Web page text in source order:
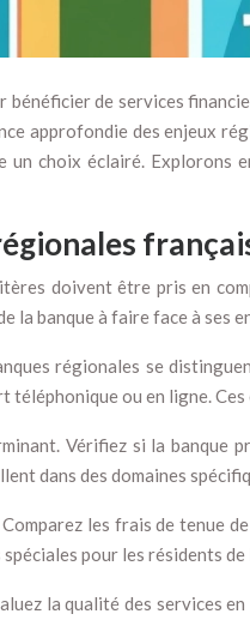
bénéficier de services
approfondie des enjeux
un choix éclairé.
doivent être pris en
banque à faire face à ses
régionales se
ou en ligne.
Vérifiez si la banque
dans des domaines
les frais de tenue
pour les résidents de
la qualité des services